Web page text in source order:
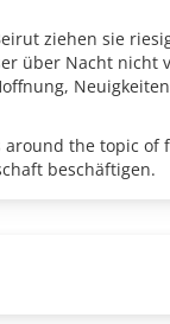
ziehen sie
über Nacht nicht
the topic of
beschäftigen.